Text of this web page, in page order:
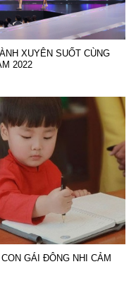
XUYÊN SUỐT CÙNG
2022
GÁI ĐÔNG NHI CẢM